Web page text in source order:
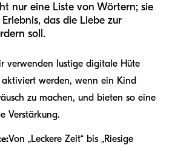
nur eine Liste von Wörtern; sie
das die Liebe zur
soll.
verwenden lustige digitale Hüte
werden, wenn ein Kind
zu machen, und bieten so eine
Verstärkung.
Von „Leckere Zeit“ bis „Riesige